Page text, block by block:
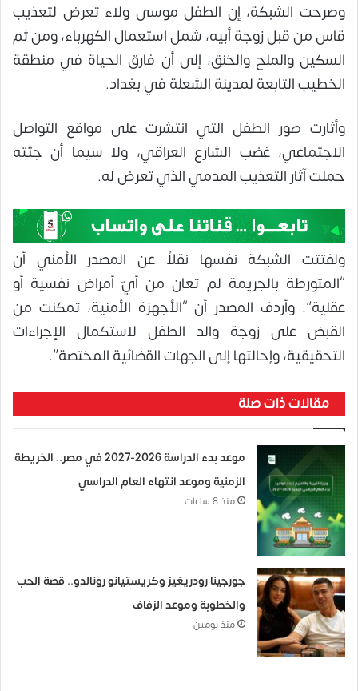
وصرحت الشبكة، إن الطفل موسى ولاء تعرض لتعذيب
قاس من قبل زوجة أبيه، شمل استعمال الكهرباء، ومن ثم
السكين والملح والخنق، إلى أن فارق الحياة في منطقة
الخطيب التابعة لمدينة الشعلة في بغداد.
وأثارت صور الطفل التي انتشرت على مواقع التواصل
الاجتماعي، غضب الشارع العراقي، ولا سيما أن جثته
حملت آثار التعذيب المدمي الذي تعرض له.
ولفتتت الشبكة نفسها نقلاً عن المصدر الأمني أن
“المتورطة بالجريمة لم تعان من أيّ أمراض نفسية أو
عقلية”. وأردف المصدر أن “الأجهزة الأمنية، تمكنت من
القبض على زوجة والد الطفل لاستكمال الإجراءات
التحقيقية، وإحالتها إلى الجهات القضائية المختصة”.
مقالات ذات صلة
موعد بدء الدراسة 2026-2027 في مصر.. الخريطة
الزمنية وموعد انتهاء العام الدراسي
منذ 8 ساعات
جورجينا رودريغيز وكريستيانو رونالدو.. قصة الحب
والخطوبة وموعد الزفاف
منذ يومين